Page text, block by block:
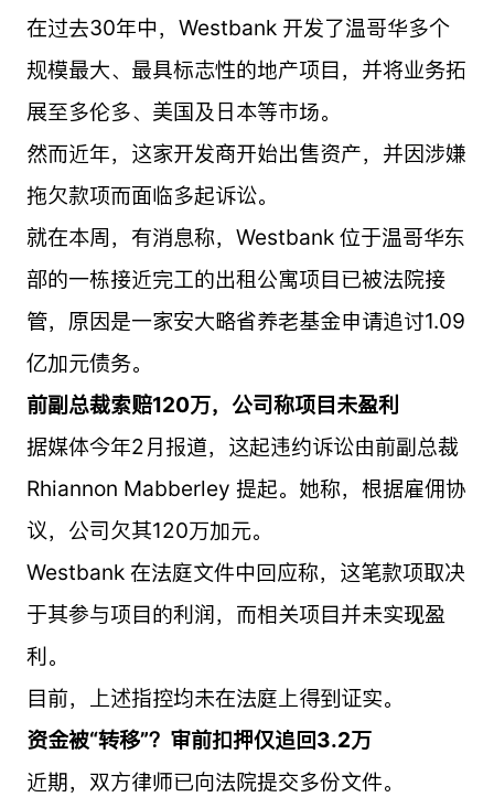
在过去30年中，Westbank 开发了温哥华多个
规模最大、最具标志性的地产项目，并将业务拓
展至多伦多、美国及日本等市场。
然而近年，这家开发商开始出售资产，并因涉嫌
拖欠款项而面临多起诉讼。
就在本周，有消息称，Westbank 位于温哥华东
部的一栋接近完工的出租公寓项目已被法院接
管，原因是一家安大略省养老基金申请追讨1.09
亿加元债务。
前副总裁索赔120万，公司称项目未盈利
据媒体今年2月报道，这起违约诉讼由前副总裁
Rhiannon Mabberley 提起。她称，根据雇佣协
议，公司欠其120万加元。
Westbank 在法庭文件中回应称，这笔款项取决
于其参与项目的利润，而相关项目并未实现盈
利。
目前，上述指控均未在法庭上得到证实。
资金被“转移”？审前扣押仅追回3.2万
近期，双方律师已向法院提交多份文件。